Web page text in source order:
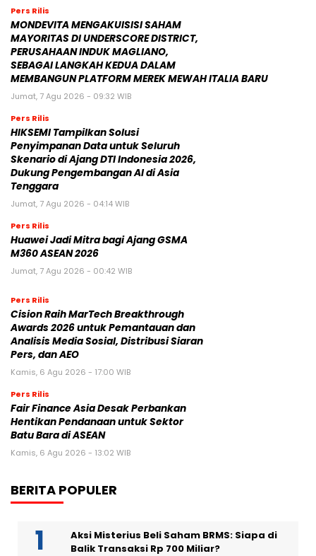
Pers Rilis
MONDEVITA MENGAKUISISI SAHAM
MAYORITAS DI UNDERSCORE DISTRICT,
PERUSAHAAN INDUK MAGLIANO,
SEBAGAI LANGKAH KEDUA DALAM
MEMBANGUN PLATFORM MEREK MEWAH ITALIA BARU
Jumat, 7 Agu 2026 - 09:32 WIB
Pers Rilis
HIKSEMI Tampilkan Solusi
Penyimpanan Data untuk Seluruh
Skenario di Ajang DTI Indonesia 2026,
Dukung Pengembangan AI di Asia
Tenggara
Jumat, 7 Agu 2026 - 04:14 WIB
Pers Rilis
Huawei Jadi Mitra bagi Ajang GSMA
M360 ASEAN 2026
Jumat, 7 Agu 2026 - 00:42 WIB
Pers Rilis
Cision Raih MarTech Breakthrough
Awards 2026 untuk Pemantauan dan
Analisis Media Sosial, Distribusi Siaran
Pers, dan AEO
Kamis, 6 Agu 2026 - 17:00 WIB
Pers Rilis
Fair Finance Asia Desak Perbankan
Hentikan Pendanaan untuk Sektor
Batu Bara di ASEAN
Kamis, 6 Agu 2026 - 13:02 WIB
BERITA POPULER
Aksi Misterius Beli Saham BRMS: Siapa di
Balik Transaksi Rp 700 Miliar?